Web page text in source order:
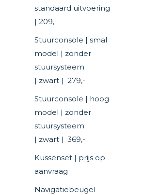
standaard uitvoering
| 209,-
Stuurconsole | smal
model | zonder
stuursysteem
| zwart | 279,-
Stuurconsole | hoog
model | zonder
stuursysteem
| zwart | 369,-
Kussenset | prijs op
aanvraag
Navigatiebeugel